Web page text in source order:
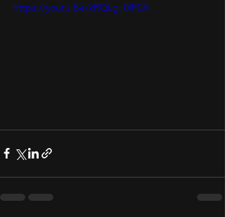
https://youtu.be/xRQLg_0IF0A